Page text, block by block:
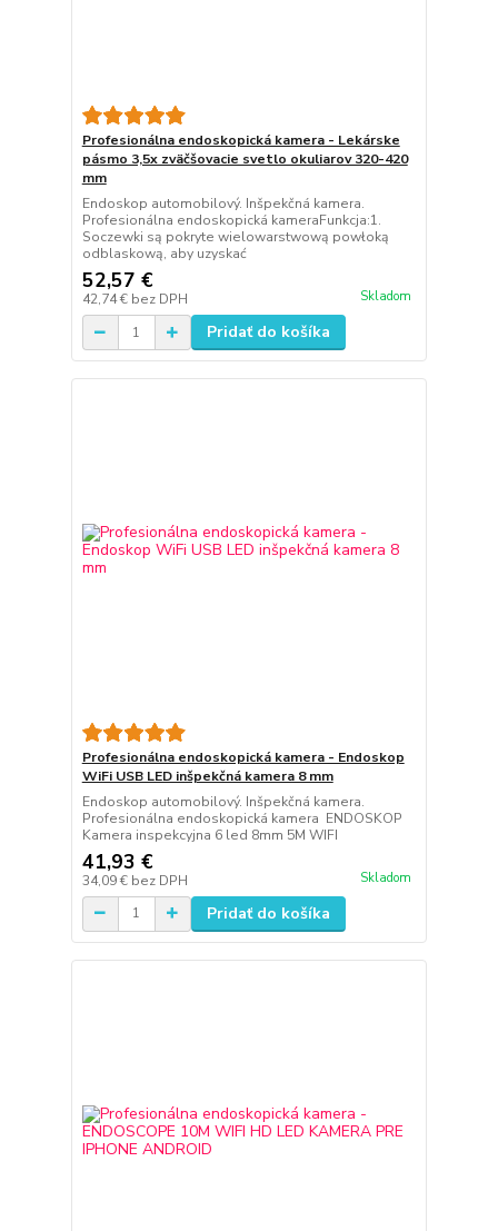
Profesionálna endoskopická kamera - Lekárske
pásmo 3,5x zväčšovacie svetlo okuliarov 320-420
mm
Endoskop automobilový. Inšpekčná kamera.
Profesionálna endoskopická kameraFunkcja:1.
Soczewki są pokryte wielowarstwową powłoką
odblaskową, aby uzyskać
52,57 €
42,74 € bez DPH Skladom
Pridať do košíka
Profesionálna endoskopická kamera - Endoskop
WiFi USB LED inšpekčná kamera 8 mm
Endoskop automobilový. Inšpekčná kamera.
Profesionálna endoskopická kamera ENDOSKOP
Kamera inspekcyjna 6 led 8mm 5M WIFI
41,93 €
34,09 € bez DPH Skladom
Pridať do košíka